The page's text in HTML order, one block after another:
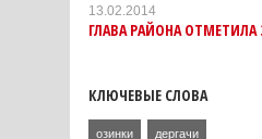
13.02.2014
ГЛАВА РАЙОНА
КЛЮЧЕВЫЕ СЛОВА
озинки дергачи